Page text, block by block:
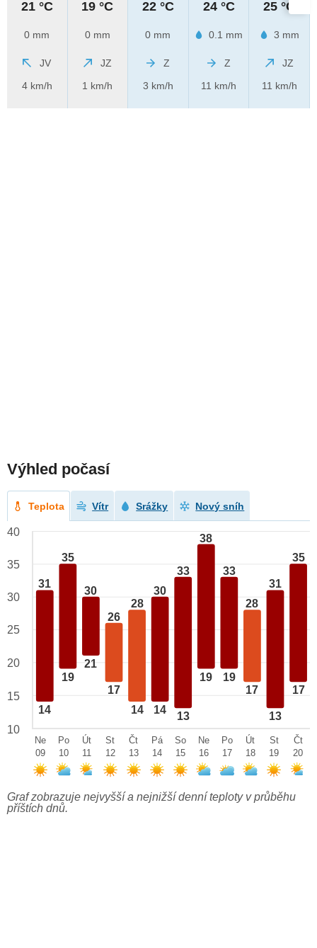
21 °C
0 mm
JV
4 km/h
19 °C
0 mm
JZ
1 km/h
22 °C
0 mm
Z
3 km/h
24 °C
0.1 mm
Z
11 km/h
25 °C
3 mm
JZ
11 km/h
Výhled počasí
Teplota Vítr Srážky Nový sníh
31
14
35
19
30
21
26
17
28
14
30
14
33
13
38
19
33
19
28
17
31
13
35
17
40
35
30
25
20
15
10
Ne
09
Po
10
Út
11
St
12
Čt
13
Pá
14
So
15
Ne
16
Po
17
Út
18
St
19
Čt
20
Graf zobrazuje nejvyšší a nejnižší denní teploty v průběhu
příštích dnů.